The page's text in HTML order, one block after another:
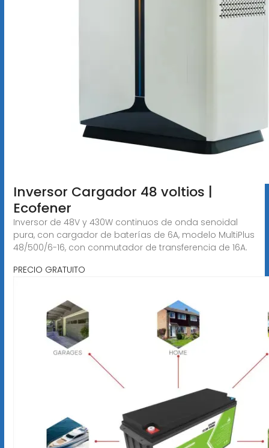
Inversor Cargador 48 voltios |
Ecofener
Inversor de 48V y 430W continuos de onda senoidal
pura, con cargador de baterías de 6A, modelo MultiPlus
48/500/6-16, con conmutador de transferencia de 16A.
PRECIO GRATUITO